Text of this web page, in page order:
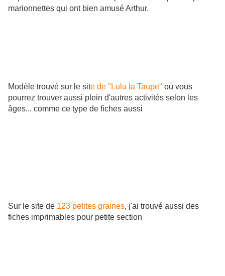
marionnettes qui ont bien amusé Arthur.
Modèle trouvé sur le site de "Lulu la Taupe" où vous
pourrez trouver aussi plein d'autres activités selon les
âges... comme ce type de fiches aussi
Sur le site de 123 petites graines, j'ai trouvé aussi des
fiches imprimables pour petite section